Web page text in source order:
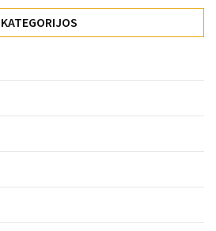
KATEGORIJOS